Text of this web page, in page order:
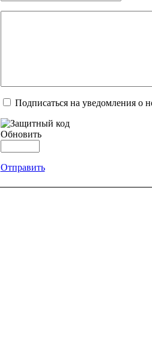
Подписаться на уведомления о
Обновить
Отправить